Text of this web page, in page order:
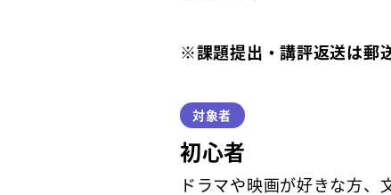
※課題提出・講評返送は郵
対象者
初心者
ドラマや映画が好きな方